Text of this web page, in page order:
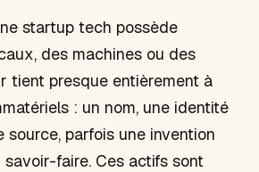
startup tech possède
des machines ou des
tient presque entièrement à
: un nom, une identité
source, parfois une invention
faire. Ces actifs sont